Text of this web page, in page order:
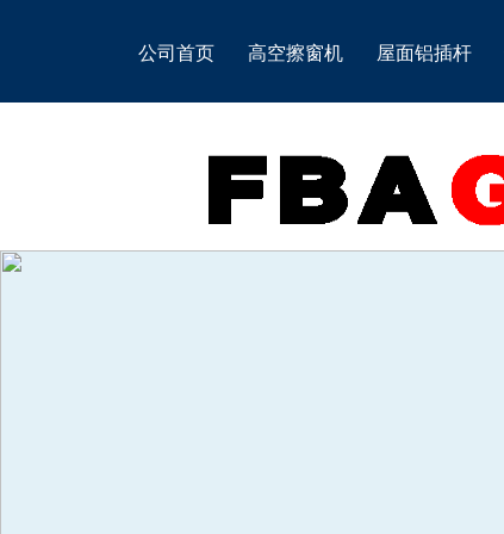
公司首页 高空擦窗机 屋面铝插杆